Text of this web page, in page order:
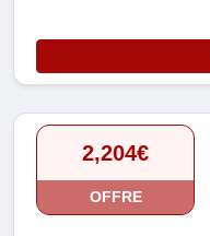
2,204€
OFFRE